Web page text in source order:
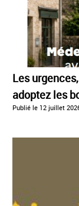
Les
adoptez les
Publié le 12 juillet